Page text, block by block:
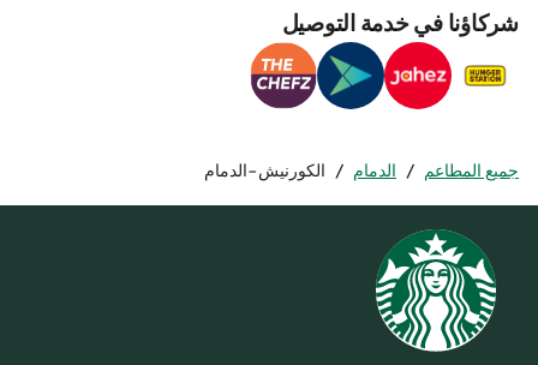
شركاؤنا في خدمة التوصيل
جميع المطاعم / الدمام / الكورنيش-الدمام